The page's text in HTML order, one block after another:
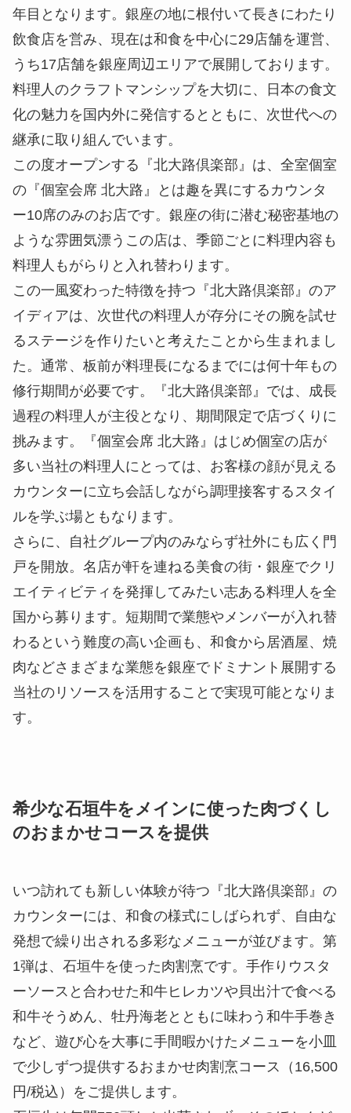
年目となります。銀座の地に根付いて長きにわたり
飲食店を営み、現在は和食を中心に29店舗を運営、
うち17店舗を銀座周辺エリアで展開しております。
料理人のクラフトマンシップを大切に、日本の食文
化の魅力を国内外に発信するとともに、次世代への
継承に取り組んでいます。
この度オープンする『北大路倶楽部』は、全室個室
の『個室会席 北大路』とは趣を異にするカウンタ
ー10席のみのお店です。銀座の街に潜む秘密基地の
ような雰囲気漂うこの店は、季節ごとに料理内容も
料理人もがらりと入れ替わります。
この一風変わった特徴を持つ『北大路倶楽部』のア
イディアは、次世代の料理人が存分にその腕を試せ
るステージを作りたいと考えたことから生まれまし
た。通常、板前が料理長になるまでには何十年もの
修行期間が必要です。『北大路倶楽部』では、成長
過程の料理人が主役となり、期間限定で店づくりに
挑みます。『個室会席 北大路』はじめ個室の店が
多い当社の料理人にとっては、お客様の顔が見える
カウンターに立ち会話しながら調理接客するスタイ
ルを学ぶ場ともなります。
さらに、自社グループ内のみならず社外にも広く門
戸を開放。名店が軒を連ねる美食の街・銀座でクリ
エイティビティを発揮してみたい志ある料理人を全
国から募ります。短期間で業態やメンバーが入れ替
わるという難度の高い企画も、和食から居酒屋、焼
肉などさまざまな業態を銀座でドミナント展開する
当社のリソースを活用することで実現可能となりま
す。
希少な石垣牛をメインに使った肉づくし
のおまかせコースを提供
いつ訪れても新しい体験が待つ『北大路倶楽部』の
カウンターには、和食の様式にしばられず、自由な
発想で繰り出される多彩なメニューが並びます。第
1弾は、石垣牛を使った肉割烹です。手作りウスタ
ーソースと合わせた和牛ヒレカツや貝出汁で食べる
和牛そうめん、牡丹海老とともに味わう和牛手巻き
など、遊び心を大事に手間暇かけたメニューを小皿
で少しずつ提供するおまかせ肉割烹コース（16,500
円/税込）をご提供します。